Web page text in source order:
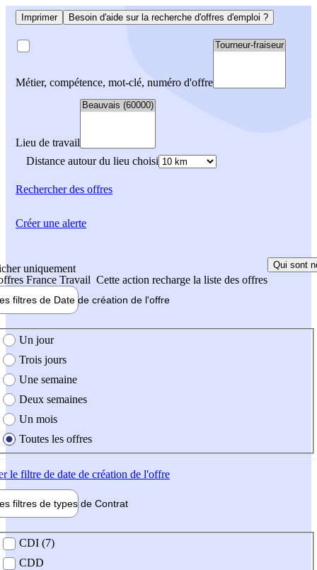
Imprimer Besoin d'aide sur la recherche d'offres d'emploi ?
Métier, compétence, mot-clé, numéro d'offre
Lieu de travail
Distance autour du lieu choisi
Rechercherdes offres
uniquement
France Travail Cette action recharge la liste des offres
Qui sont
filtres de Date de création de l'offre
création de l'offre
Un jour
Trois jours
Une semaine
Deux semaines
Un mois
Toutes les offres
le filtre de date de création de l'offre
filtres de types de Contrat
contrat
CDI (7)
CDD
Créer une alerte